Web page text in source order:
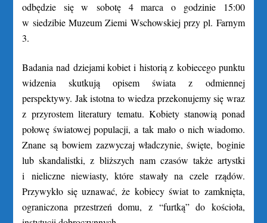
odbędzie się w sobotę 4 marca o godzinie 15:00
w siedzibie Muzeum Ziemi Wschowskiej przy pl. Farnym
3.
Badania nad dziejami kobiet i historią z kobiecego punktu
widzenia skutkują opisem świata z odmiennej
perspektywy. Jak istotna to wiedza przekonujemy się wraz
z przyrostem literatury tematu. Kobiety stanowią ponad
połowę światowej populacji, a tak mało o nich wiadomo.
Znane są bowiem zazwyczaj władczynie, święte, boginie
lub skandalistki, z bliższych nam czasów także artystki
i nieliczne niewiasty, które stawały na czele rządów.
Przywykło się uznawać, że kobiecy świat to zamknięta,
ograniczona przestrzeń domu, z “furtką” do kościoła,